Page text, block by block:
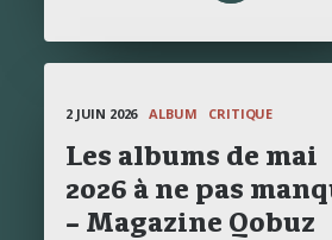
2 JUIN 2026 ALBUM CRITIQUE
Les albums de mai
2026 à ne pas
– Magazine Qobuz